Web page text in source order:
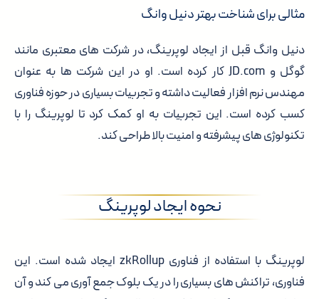
مثالی برای شناخت بهتر دنیل وانگ
دنیل وانگ قبل از ایجاد لوپرینگ، در شرکت های معتبری مانند
گوگل و JD.com کار کرده است. او در این شرکت ها به عنوان
مهندس نرم افزار فعالیت داشته و تجربیات بسیاری در حوزه فناوری
کسب کرده است. این تجربیات به او کمک کرد تا لوپرینگ را با
تکنولوژی های پیشرفته و امنیت بالا طراحی کند.
نحوه ایجاد لوپرینگ
لوپرینگ با استفاده از فناوری zkRollup ایجاد شده است. این
فناوری، تراکنش های بسیاری را در یک بلوک جمع آوری می کند و آن